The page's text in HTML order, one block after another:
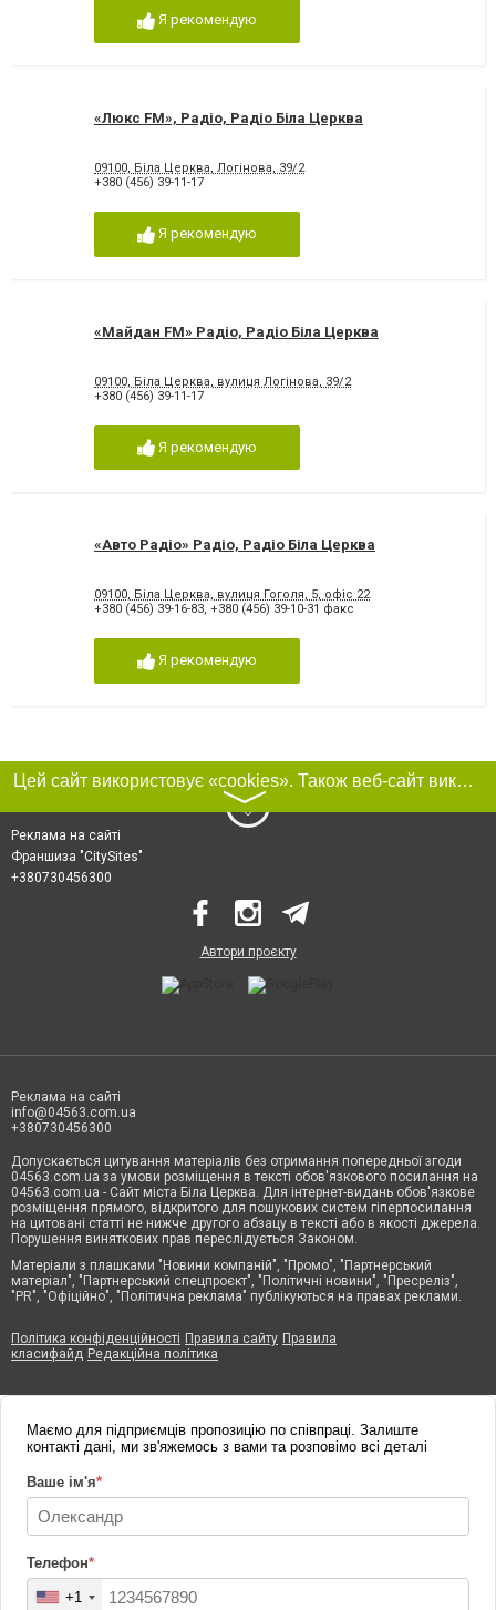
Я рекомендую
«Люкс FM», Радіо, Радіо Біла Церква
09100, Біла Церква, Логінова, 39/2
+380 (456) 39-11-17
Я рекомендую
«Майдан FM» Радіо, Радіо Біла Церква
09100, Біла Церква, вулиця Логінова, 39/2
+380 (456) 39-11-17
Я рекомендую
«Авто Радіо» Радіо, Радіо Біла Церква
09100, Біла Церква, вулиця Гоголя, 5, офіс 22
+380 (456) 39-16-83, +380 (456) 39-10-31 факс
Я рекомендую
Цей сайт використовує «cookies». Також веб-сайт використовує інтернет-сервіс для збору технічних даних стосовно відвідувачів з метою отримання маркетингової та статистичної інформації. Умови обробки даних відвідувачів сайту див.
〉
Реклама на сайті
Франшиза "CitySites"
+380730456300
Автори проєкту
Реклама на сайті
info@04563.com.ua
+380730456300
Допускається цитування матеріалів без отримання попередньої згоди
04563.com.ua за умови розміщення в тексті обов'язкового посилання на
04563.com.ua - Сайт міста Біла Церква. Для інтернет-видань обов'язкове
розміщення прямого, відкритого для пошукових систем гіперпосилання
на цитовані статті не нижче другого абзацу в тексті або в якості джерела.
Порушення виняткових прав переслідується Законом.
Матеріали з плашками "Новини компаній", "Промо", "Партнерський
матеріал", "Партнерський спецпроєкт", "Політичні новини", "Пресреліз",
"PR", "Офіційно", "Політична реклама" публікуються на правах реклами.
Політика конфіденційності Правила сайту Правила
класифайд Редакційна політика
Маємо для підприємців пропозицію по співпраці. Залиште
контакті дані, ми зв'яжемось з вами та розповімо всі деталі
Ваше ім'я*
Телефон*
+1